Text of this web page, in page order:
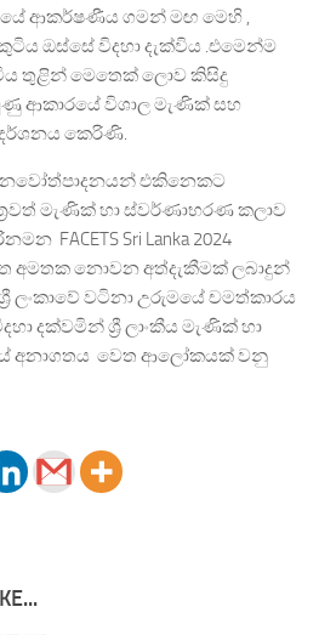
ආකර්ෂණීය ගමන් මඟ මෙහි ,
ඔස්සේ විදහා දැක්විය .එමෙන්ම
තුළින් මෙතෙක් ලොව කිසිදු
ආකාරයේ විශාල මැණික් සහ
කෙරිණි.
නවෝත්පාදනයන් එකිනෙකට
මැණික් හා ස්වර්ණාභරණ කලාව
FACETS Sri Lanka 2024
අමතක නොවන අත්දැකීමක් ලබාදුන්
ලංකාවේ වටිනා උරුමයේ චමත්කාරය
දක්වමින් ශ්‍රී ලාංකීය මැණික් හා
අනාගතය වෙත ආලෝකයක් වනු